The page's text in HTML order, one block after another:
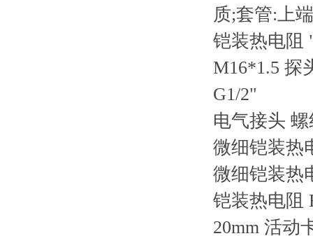
质;套管:上
铠装热电阻
M16*1.5 探
G1/2"
电气接头 螺
微细铠装热
微细铠装热
铠装热电阻
20mm 活动